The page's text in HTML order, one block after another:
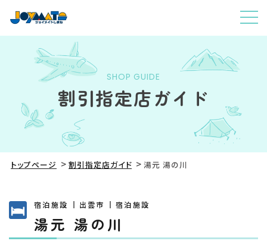
SHOP GUIDE
割引指定店ガイド
トップページ 割引指定店ガイド 湯元 湯の川
宿泊施設 出雲市 宿泊施設
湯元 湯の川